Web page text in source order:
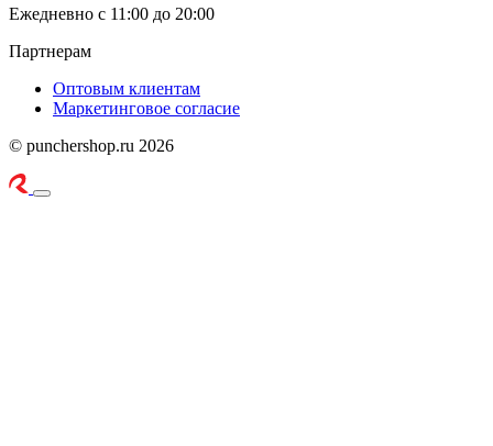
Ежедневно с 11:00 до 20:00
Партнерам
Оптовым клиентам
Маркетинговое согласие
© punchershop.ru 2026